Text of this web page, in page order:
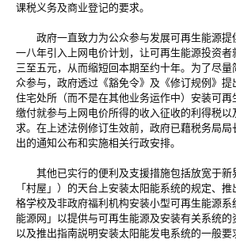
课税义务及商业登记的要求。
政府一直致力为公众参与发展可再生能源提
一八年引入上网电价计划，让可再生能源投资者
三至五元，从而缩短回本期至约十年。为了尽
众参与，政府透过《豁免令》及《修订规例》
住宅处所（而不是在其他业务运作中）安装可
缴付就参与上网电价所得的收入征收的利得税以
求。在上述法例修订生效前，政府已藉税务局局
出的通知公布和实施相关行政安排。
其他已实行的便利及支援措施包括放宽于新
「村屋」）的天台上安装太阳能系统的规定、
格学校及非政府福利机构安装小型可再生能源系
能源网」以提供与可再生能源及安装有关系统的
以及推出指南説明安装太阳能发电系统的一般要